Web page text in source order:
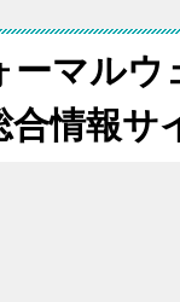
ーマル
情報サ